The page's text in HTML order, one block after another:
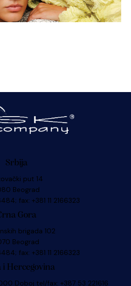
Srbija
put 14
Beograd
fax: +381 11 2166323
Gora
brigada 102
Beograd
fax: +381 11 2166323
i Hercegovina
Doboj tel/fax: +387 53 221616